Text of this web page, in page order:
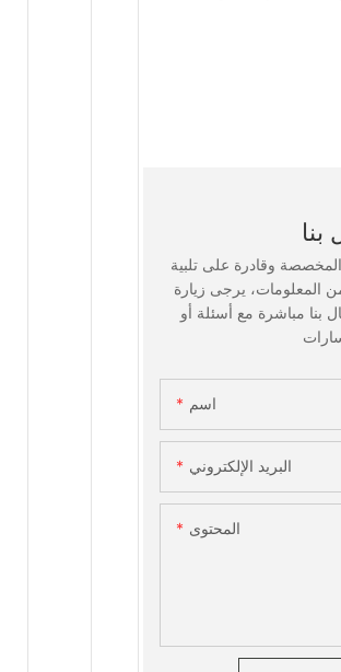
بنا
وقادرة على تلبية
المعلومات، يرجى زيارة
بنا مباشرة مع أسئلة أو
اسم
البريد الإلكتروني
المحتوى